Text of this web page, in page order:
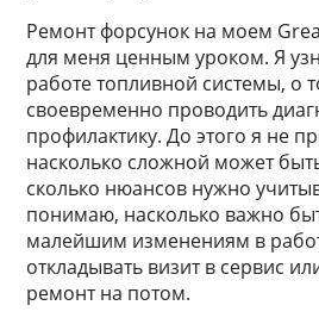
Ремонт форсунок на моем
для меня ценным уроком. Я
работе топливной системы, о
своевременно проводить
профилактику. До этого я не
насколько сложной может
сколько нюансов нужно
понимаю, насколько важно
малейшим изменениям в
откладывать визит в сервис
ремонт на потом.